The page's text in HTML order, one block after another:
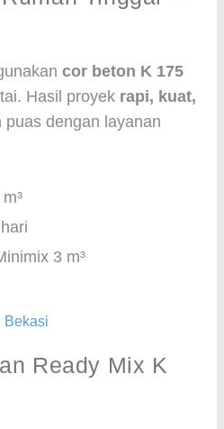
cor beton K 175
Hasil proyek rapi, kuat,
puas dengan layanan
3 m³
Bekasi
Ready Mix K